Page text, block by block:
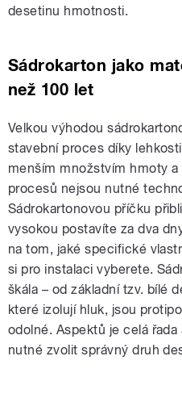
desetinu hmotnosti.
Sádrokarton jako
než 100 let
Velkou výhodou
stavební proces díky
menším množstvím hmoty
procesů nejsou nutné
Sádrokartonovou příčku
vysokou postavíte za dva
na tom, jaké specifické
si pro instalaci vyberete.
škála – od základní tzv. bílé
které izolují hluk, jsou
odolné. Aspektů je celá
nutné zvolit správný druh